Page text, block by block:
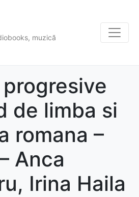
muzică
de limba si
romana –
Anca
Irina Haila